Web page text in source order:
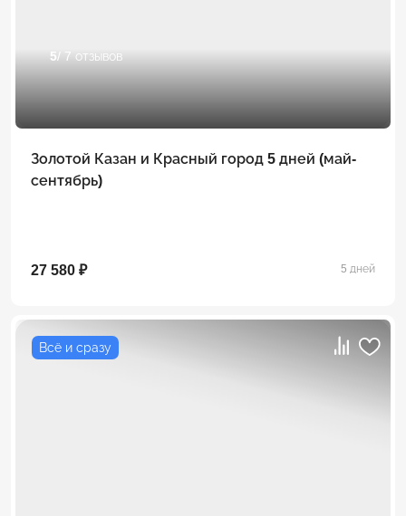
5/ 7 отзывов
Золотой Казан и Красный город 5 дней (май-
сентябрь)
27 580 ₽ 5 дней
Всё и сразу